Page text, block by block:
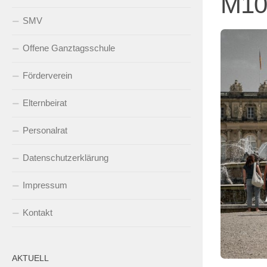
SMV
Offene Ganztagsschule
Förderverein
Elternbeirat
Personalrat
Datenschutzerklärung
Impressum
Kontakt
AKTUELL